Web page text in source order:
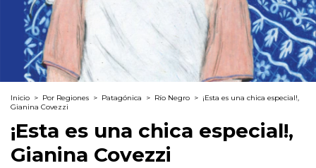
Inicio > Por Regiones > Patagónica > Río Negro > ¡Esta es una chica especial!,
Gianina Covezzi
¡Esta es una chica especial!,
Gianina Covezzi